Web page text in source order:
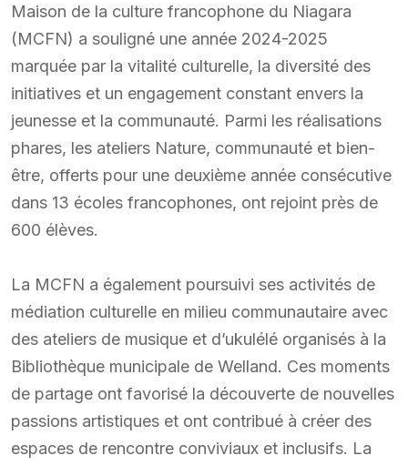
Maison de la culture francophone du Niagara
(MCFN) a souligné une année 2024-2025
marquée par la vitalité culturelle, la diversité des
initiatives et un engagement constant envers la
jeunesse et la communauté. Parmi les réalisations
phares, les ateliers Nature, communauté et bien-
être, offerts pour une deuxième année consécutive
dans 13 écoles francophones, ont rejoint près de
600 élèves.
La MCFN a également poursuivi ses activités de
médiation culturelle en milieu communautaire avec
des ateliers de musique et d’ukulélé organisés à la
Bibliothèque municipale de Welland. Ces moments
de partage ont favorisé la découverte de nouvelles
passions artistiques et ont contribué à créer des
espaces de rencontre conviviaux et inclusifs. La